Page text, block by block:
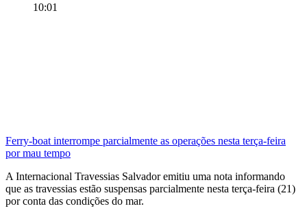
10:01
Ferry-boat interrompe parcialmente as operações nesta terça-feira
por mau tempo
A Internacional Travessias Salvador emitiu uma nota informando
que as travessias estão suspensas parcialmente nesta terça-feira (21)
por conta das condições do mar.